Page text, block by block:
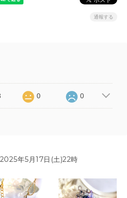
通報する
0 0
年5月17日(土)22時